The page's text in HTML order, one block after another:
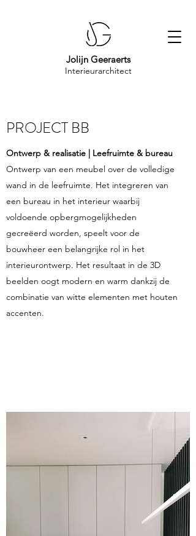
Jolijn Geeraerts
Interieurarchitect
PROJECT BB
Ontwerp & realisatie | Leefruimte & bureau
Ontwerp van een meubel over de volledige
wand in de leefruimte. Het integreren van
een bureau in het interieur waarbij
voldoende opbergmogelijkheden
gecreëerd worden, speelt voor de
bouwheer een belangrijke rol in het
interieurontwerp. Het resultaat in de 3D
beelden oogt modern en warm dankzij de
combinatie van witte elementen met houten
accenten.